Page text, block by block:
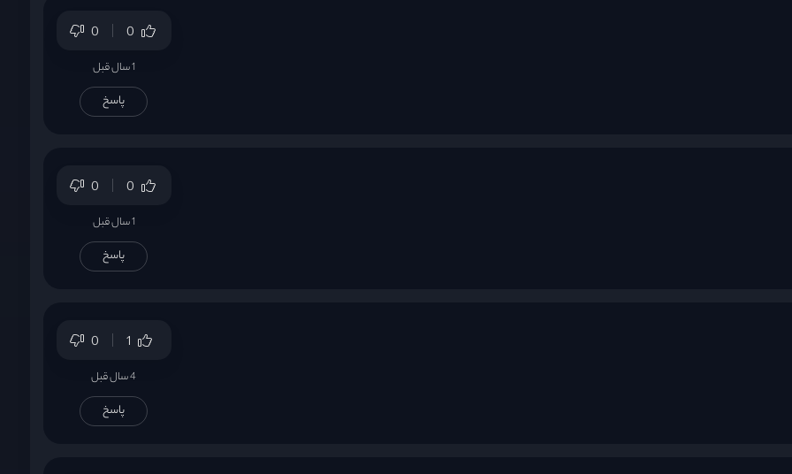
0 0
1 سال قبل
پاسخ
0 0
1 سال قبل
پاسخ
0 1
4 سال قبل
پاسخ